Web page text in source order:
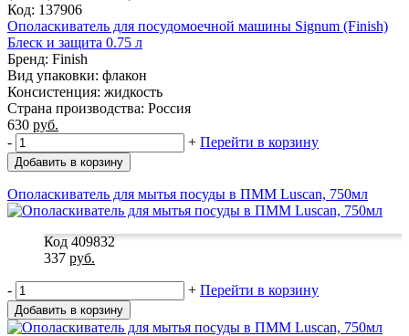
Код: 137906
Ополаскиватель для посудомоечной машины Signum (Finish)
Блеск и защита 0.75 л
Бренд: Finish
Вид упаковки: флакон
Консистенция: жидкость
Страна производства: Россия
630 руб.
-
+ Перейти в корзину
Добавить в корзину
Ополаскиватель для мытья посуды в ПММ Luscan, 750мл
Код 409832
337 руб.
- + Перейти в корзину
Добавить в корзину